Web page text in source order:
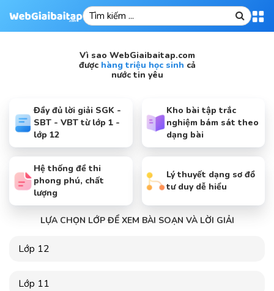
Vì sao WebGiaibaitap.com
được hàng triệu học sinh cả
nước tin yêu
Đầy đủ lời giải SGK -
SBT - VBT từ lớp 1 -
lớp 12
Kho bài tập trắc
nghiệm bám sát theo
dạng bài
Hệ thống đề thi
phong phú, chất
lượng
Lý thuyết dạng sơ đồ
tư duy dễ hiểu
LỰA CHỌN LỚP ĐỂ XEM BÀI SOẠN VÀ LỜI GIẢI
Lớp 12
Lớp 11